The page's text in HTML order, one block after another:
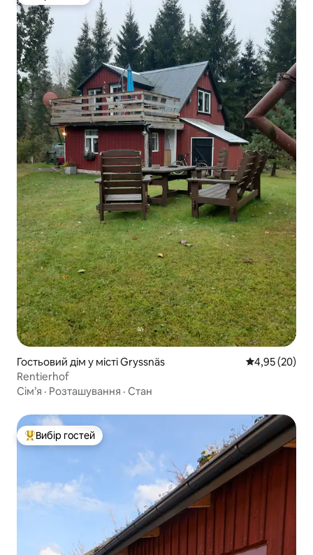
Гостьовий дім у місті Gryssnäs Середня
4,95 (20)
Rentierhof
Сім’я · Розташування · Стан
Топ вибір гостей
Вибір гостей